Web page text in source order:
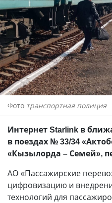
Фото транспортная полиция
Интернет Starlink в
в поездах № 33/34
«Кызылорда – Семей»,
АО «Пассажирские
цифровизацию и
технологий для